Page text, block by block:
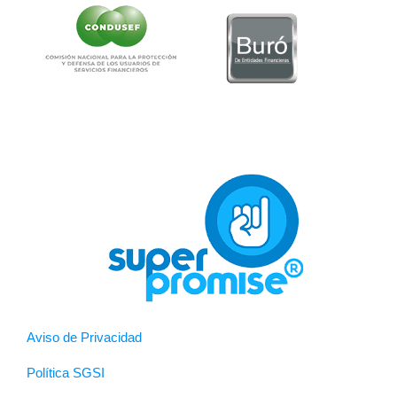
Aviso de Privacidad
Política SGSI